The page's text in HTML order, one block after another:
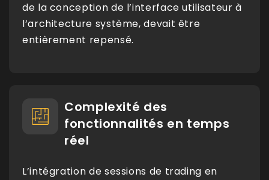
de la conception de l’interface utilisateur à
l’architecture système, devait être
entièrement repensé.
Complexité des
fonctionnalités en temps
réel
L’intégration de sessions de trading en